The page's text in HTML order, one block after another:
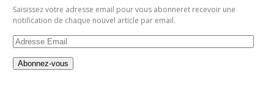
Saisissez votre adresse email pour vous abonneret recevoir une
notification de chaque nouvel article par email.
Adresse
Email